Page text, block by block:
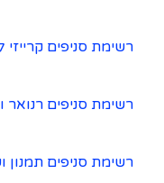
רשימת סניפים קרייזי
רשימת סניפים רנואר
רשימת סניפים תמנון